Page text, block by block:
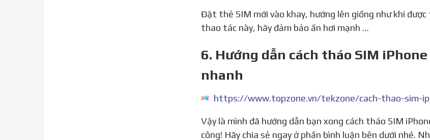
Đặt thẻ SIM mới vào khay, hướng lên giống như khi được tháo. Sau đó nhấn vào khay, đẩy vào điện thoại. Ở
thao tác này, hãy đảm bảo ấn hơi mạnh …
6. Hướng dẫn cách tháo SIM
nhanh
https://www.topzone.vn/tekzone/cach-thao-sim-
Vậy là mình đã hướng dẫn bạn xong cách tháo SIM iPhone cực kì đúng chuẩn nhanh gọn lẹ? Chúc bạn thành
công! Hãy chia sẻ ngay ở phần bình luận bên dưới nhé.